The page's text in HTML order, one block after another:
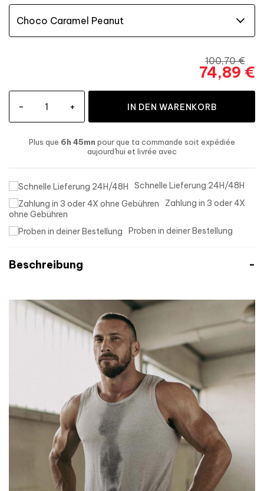
100,70 €
74,89 €
- + IN DEN WARENKORB
Plus que 6h 45mn pour que ta commande soit expédiée
aujourd'hui et livrée avec
Schnelle Lieferung 24H/48H
Zahlung in 3 oder 4X
ohne Gebühren
Proben in deiner Bestellung
Beschreibung